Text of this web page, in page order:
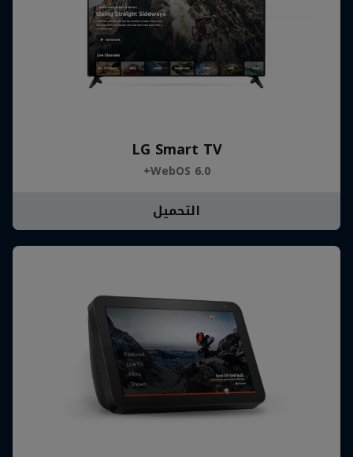
LG Smart TV
WebOS 6.0+
التحميل